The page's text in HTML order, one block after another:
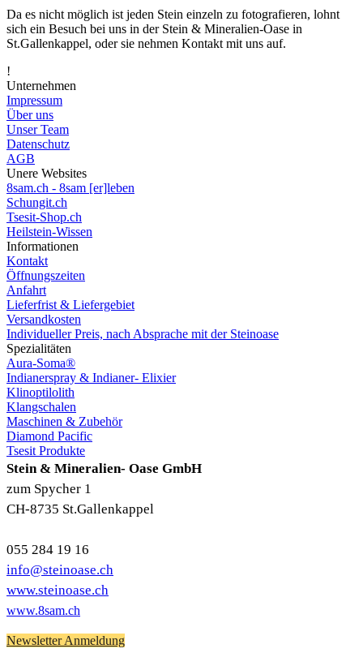
Da es nicht möglich ist jeden Stein einzeln zu fotografieren, lohnt
sich ein Besuch bei uns in der Stein & Mineralien-Oase in
St.Gallenkappel, oder sie nehmen Kontakt mit uns auf.
!
Unternehmen
Impressum
Über uns
Unser Team
Datenschutz
AGB
Unere Websites
8sam.ch - 8sam [er]leben
Schungit.ch
Tsesit-Shop.ch
Heilstein-Wissen
Informationen
Kontakt
Öffnungszeiten
Anfahrt
Lieferfrist & Liefergebiet
Versandkosten
Individueller Preis, nach Absprache mit der Steinoase
Spezialitäten
Aura-Soma®
Indianerspray & Indianer- Elixier
Klinoptilolith
Klangschalen
Maschinen & Zubehör
Diamond Pacific
Tsesit Produkte
Stein & Mineralien- Oase GmbH
zum Spycher 1
CH-8735 St.Gallenkappel
055 284 19 16
info@steinoase.ch
www.steinoase.ch
www.8sam.ch
Newsletter Anmeldung